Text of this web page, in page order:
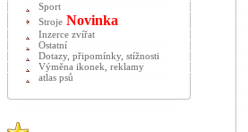
Sport
Stroje Novinka
Inzerce zvířat
Ostatní
Dotazy, připomínky, stížnosti
Výměna ikonek, reklamy
atlas psů